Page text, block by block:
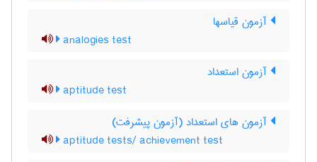
آزمون قیاسها
analogies test
آزمون استعداد
aptitude test
آزمون های استعداد (آزمون پیشرفت)
aptitude tests/ achievement test